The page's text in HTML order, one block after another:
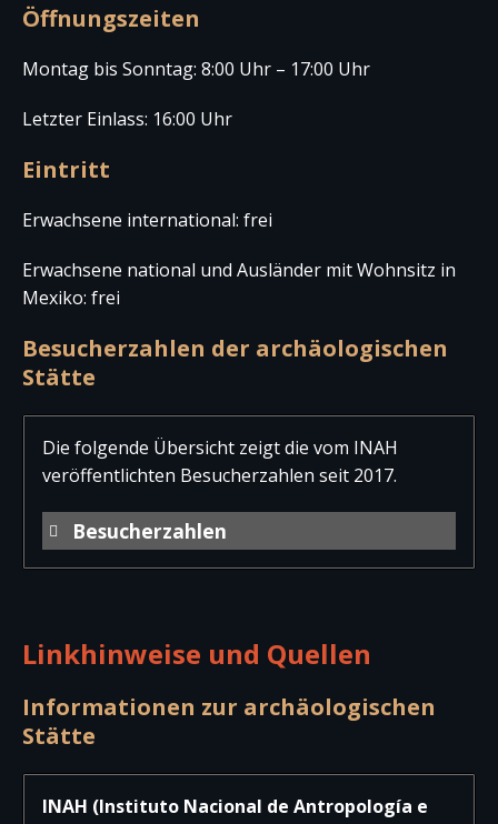
Öffnungszeiten
Montag bis Sonntag: 8:00 Uhr – 17:00 Uhr
Letzter Einlass: 16:00 Uhr
Eintritt
Erwachsene international: frei
Erwachsene national und Ausländer mit Wohnsitz in
Mexiko: frei
Besucherzahlen der archäologischen
Stätte
Die folgende Übersicht zeigt die vom INAH
veröffentlichten Besucherzahlen seit 2017.
Besucherzahlen
Jahr
Besucher
Besucher
2025 1.115
2024
2023
Linkhinweise und Quellen
Informationen zur archäologischen
Stätte
INAH (Instituto Nacional de Antropología e